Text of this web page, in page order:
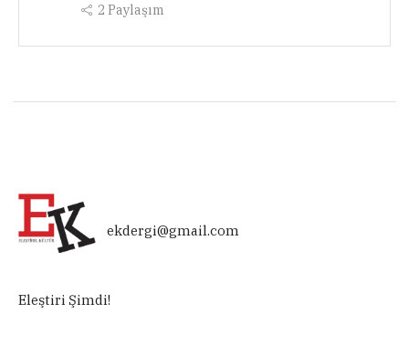
2 Paylaşım
ekdergi@gmail.com
Eleştiri Şimdi!